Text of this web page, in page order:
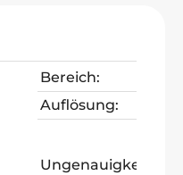
Bereich:
Auflösung:
Ungenauigkeit: